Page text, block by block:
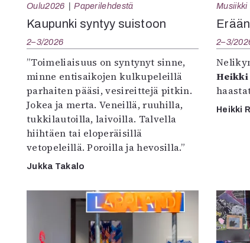
Oulu2026 Paperilehdestä
Kaupunki syntyy suistoon
2–3/2026
”Toimeliaisuus on syntynyt sinne,
minne entisaikojen kulkupeleillä
parhaiten pääsi, vesireittejä pitkin.
Jokea ja merta. Veneillä, ruuhilla,
tukkilautoilla, laivoilla. Talvella
hiihtäen tai eloperäisillä
vetopeleillä. Poroilla ja hevosilla.”
Jukka Takalo
Musiikki
2–3/
Heikki
Heikki